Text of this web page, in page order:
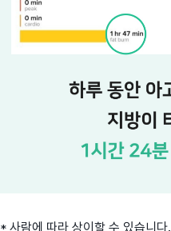
* 사람에 따라 상이할 수 있습니다.